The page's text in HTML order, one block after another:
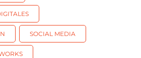
SOCIAL MEDIA